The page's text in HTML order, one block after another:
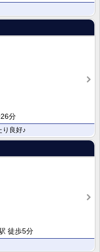
分
り良好♪
徒歩5分